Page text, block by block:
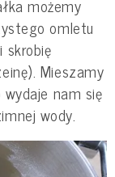
możemy
omletu
skrobię
Mieszamy
nam się
wody.